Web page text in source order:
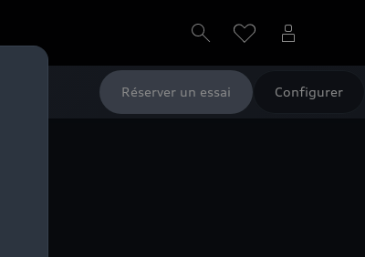
Réserver un essai Configurer